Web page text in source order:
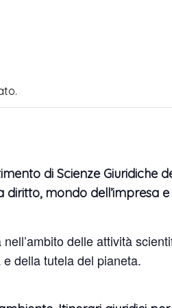
di Scienze Giuridiche
mondo dell’impresa
nell’ambito delle attività
della tutela del pianeta.